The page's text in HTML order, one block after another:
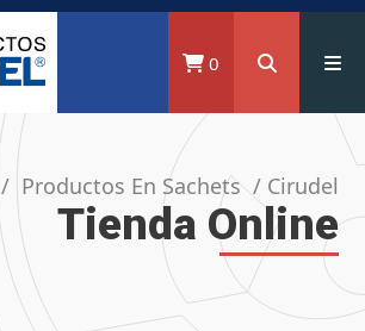
0
/ Productos En Sachets / Cirudel
Tienda Online